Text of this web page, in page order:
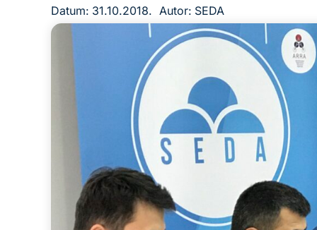
Datum: 31.10.2018. Autor: SEDA